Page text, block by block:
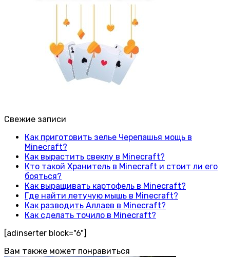
Свежие записи
Как приготовить зелье Черепашья мощь в
Minecraft?
Как вырастить свеклу в Minecraft?
Кто такой Хранитель в Minecraft и стоит ли его
бояться?
Как выращивать картофель в Minecraft?
Где найти летучую мышь в Minecraft?
Как разводить Аллаев в Minecraft?
Как сделать точило в Minecraft?
[adinserter block="6"]
Вам также может понравиться